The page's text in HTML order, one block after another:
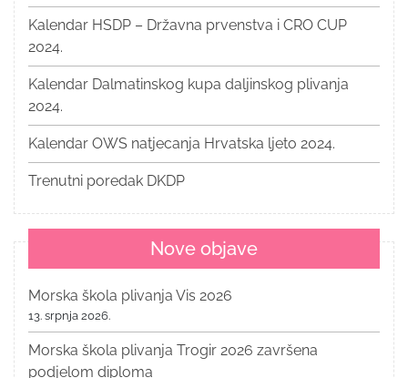
Kalendar HSDP – Državna prvenstva i CRO CUP
2024.
Kalendar Dalmatinskog kupa daljinskog plivanja
2024.
Kalendar OWS natjecanja Hrvatska ljeto 2024.
Trenutni poredak DKDP
Nove objave
Morska škola plivanja Vis 2026
13. srpnja 2026.
Morska škola plivanja Trogir 2026 završena
podjelom diploma